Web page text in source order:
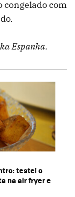
congelado com
Espanha.
testei o
na air fryer e